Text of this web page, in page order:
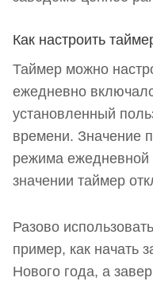
Как настроить
Таймер можно
ежедневно
установленный
времени. Значение
режима
значении таймер
Разово
пример, как начать
Нового года, а